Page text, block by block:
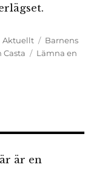
Kategorier
Aktuellt Etiketter
Barnens
Casta
Lämna en
är en